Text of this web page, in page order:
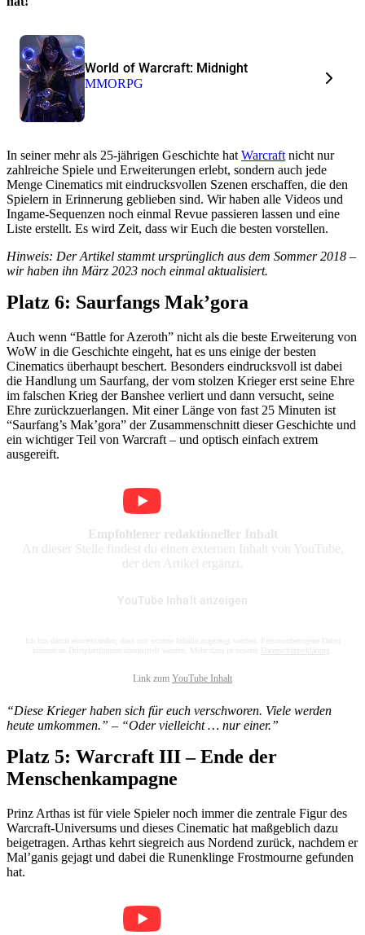
World of Warcraft: Midnight
MMORPG
In seiner mehr als 25-jährigen Geschichte hat Warcraft nicht nur
zahlreiche Spiele und Erweiterungen erlebt, sondern auch jede
Menge Cinematics mit eindrucksvollen Szenen erschaffen, die den
Spielern in Erinnerung geblieben sind. Wir haben alle Videos und
Ingame-Sequenzen noch einmal Revue passieren lassen und eine
Liste erstellt. Es wird Zeit, dass wir Euch die besten vorstellen.
Hinweis: Der Artikel stammt ursprünglich aus dem Sommer 2018 –
wir haben ihn März 2023 noch einmal aktualisiert.
Platz 6: Saurfangs Mak’gora
Auch wenn “Battle for Azeroth” nicht als die beste Erweiterung von
WoW in die Geschichte eingeht, hat es uns einige der besten
Cinematics überhaupt beschert. Besonders eindrucksvoll ist dabei
die Handlung um Saurfang, der vom stolzen Krieger erst seine Ehre
im falschen Krieg der Banshee verliert und dann versucht, seine
Ehre zurückzuerlangen. Mit einer Länge von fast 25 Minuten ist
“Saurfang’s Mak’gora” der Zusammenschnitt dieser Geschichte und
ein wichtiger Teil von Warcraft – und optisch einfach extrem
ausgereift.
Empfohlener redaktioneller Inhalt
An dieser Stelle findest du einen externen Inhalt von YouTube,
der den Artikel ergänzt.
YouTube Inhalt anzeigen
Ich bin damit einverstanden, dass mir externe Inhalte angezeigt werden. Personenbezogene Daten
können an Drittplattformen übermittelt werden. Mehr dazu in unserer Datenschutzerklärung
Link zum YouTube Inhalt
“Diese Krieger haben sich für euch verschworen. Viele werden
heute umkommen.” – “Oder vielleicht … nur einer.”
Platz 5: Warcraft III – Ende der
Menschenkampagne
Prinz Arthas ist für viele Spieler noch immer die zentrale Figur des
Warcraft-Universums und dieses Cinematic hat maßgeblich dazu
beigetragen. Arthas kehrt siegreich aus Nordend zurück, nachdem er
Mal’ganis gejagt und dabei die Runenklinge Frostmourne gefunden
hat.